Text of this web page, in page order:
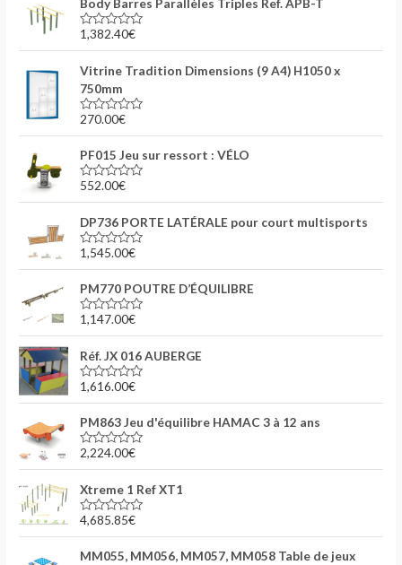
e
0
s
u
r
Body Barres Parallèles Triples Ref. APB-T
N
o
e
0
s
u
r
1,382.40€
Vitrine Tradition Dimensions (9 A4) H1050 x
750mm
N
o
e
0
s
u
r
270.00€
PF015 Jeu sur ressort : VÉLO
N
o
e
0
s
u
r
5
552.00€
DP736 PORTE LATÉRALE pour court multisports
N
o
e
0
s
u
r
1,545.00€
PM770 POUTRE D’ÉQUILIBRE
N
o
e
0
s
u
r
5
1,147.00€
Réf. JX 016 AUBERGE
N
o
e
0
s
u
r
1,616.00€
PM863 Jeu d'équilibre HAMAC 3 à 12 ans
N
o
e
0
s
u
r
5
2,224.00€
Xtreme 1 Ref XT1
N
o
e
4,685.85€
MM055, MM056, MM057, MM058 Table de jeux